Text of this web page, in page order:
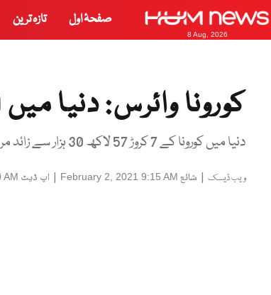
8 Aug, 2026
صفحۂ اول تازہ ترین
کورونا وائرس: دنیا میں 10 کروڑ 39 لاکھ سے زائد افراد متاثر
دنیا میں کورونا کے 7 کروڑ 57 لاکھ 30 ہزار سے زائد مریض صحتیاب ہوچکے ہیں۔
ویب ڈیسک | شائع February 2, 2021 9:15 AM
| اپ ڈیٹ AM